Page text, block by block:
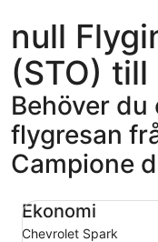
null
(STO)
Behöver
flygresan
Campione
Ekonomi
Chevrolet Spark
Ekonomi Chevrolet